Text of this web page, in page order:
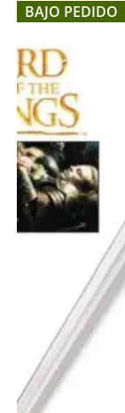
BAJO PEDIDO